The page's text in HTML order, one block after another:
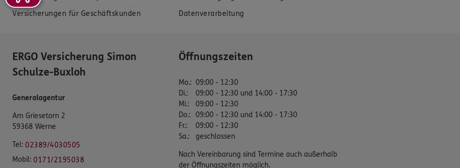
Versicherungen für Geschäftskunden
Datenverarbeitung
ERGO Versicherung Simon
Schulze-Buxloh
Generalagentur
Am Griesetorn 2
59368 Werne
Tel: 02389/4030505
Mobil: 0171/2195038
Öffnungszeiten
Mo.: 09:00 - 12:30
Di.:
09:00 - 12:30 und 14:00 - 17:30
Mi.:
09:00 - 12:30
Do.: 09:00 - 12:30 und 14:00 - 17:30
Fr.:
09:00 - 12:30
Sa.: geschlossen
Nach Vereinbarung sind Termine auch außerhalb
der Öffnungszeiten möglich.